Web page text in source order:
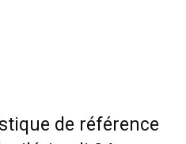
de référence